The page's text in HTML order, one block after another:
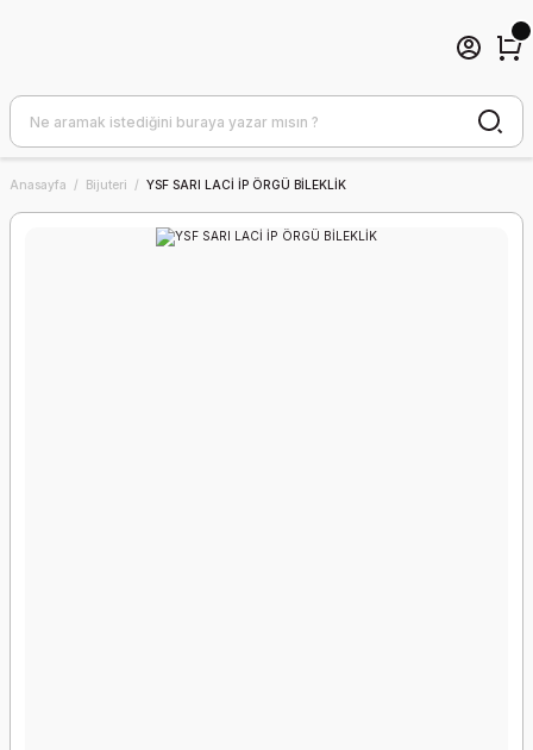
Anasayfa Bijuteri YSF SARI LACİ İP ÖRGÜ BİLEKLİK